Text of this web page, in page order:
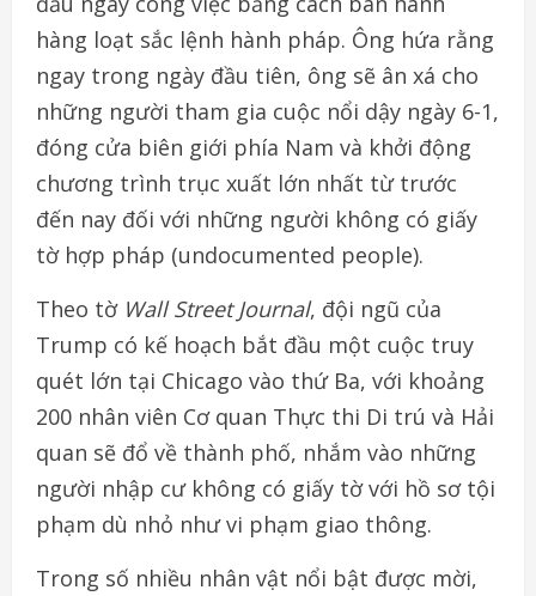
hàng loạt sắc lệnh hành pháp. Ông hứa rằng
ngay trong ngày đầu tiên, ông sẽ ân xá cho
những người tham gia cuộc nổi dậy ngày 6-1,
đóng cửa biên giới phía Nam và khởi động
chương trình trục xuất lớn nhất từ trước
đến nay đối với những người không có giấy
tờ hợp pháp (undocumented people).
Theo tờ Wall Street Journal, đội ngũ của
Trump có kế hoạch bắt đầu một cuộc truy
quét lớn tại Chicago vào thứ Ba, với khoảng
200 nhân viên Cơ quan Thực thi Di trú và Hải
quan sẽ đổ về thành phố, nhắm vào những
người nhập cư không có giấy tờ với hồ sơ tội
phạm dù nhỏ như vi phạm giao thông.
Trong số nhiều nhân vật nổi bật được mời,